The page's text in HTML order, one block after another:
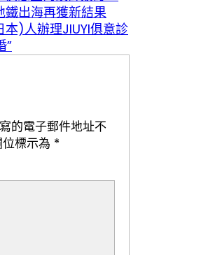
出海再獲新結果
)人辦理JIUYI俱意診
”
的電子郵件地址不
標示為 *